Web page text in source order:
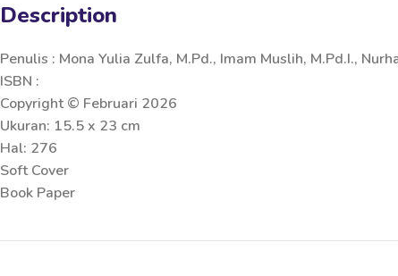
Description
Penulis : Mona Yulia Zulfa, M.Pd., Imam Muslih, M.Pd.I.,
ISBN :
Copyright © Februari 2026
Ukuran: 15.5 x 23 cm
Hal: 276
Soft Cover
Book Paper